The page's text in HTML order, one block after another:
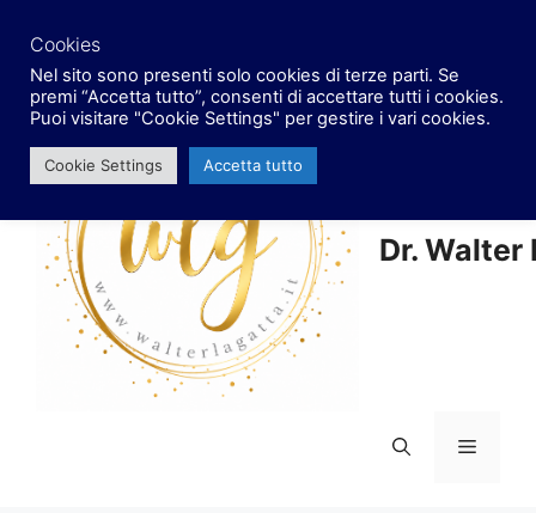
contenuto
Dr. Walter
Menu
Cookies
Nel sito sono presenti solo cookies di terze parti. Se
premi “Accetta tutto”, consenti di accettare tutti i cookies.
Puoi visitare "Cookie Settings" per gestire i vari cookies.
Cookie Settings Accetta tutto